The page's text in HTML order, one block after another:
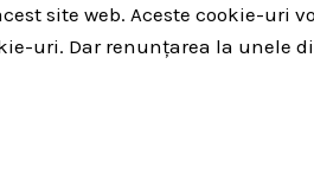
site web. Aceste cookie-uri
uri. Dar renunțarea la unele